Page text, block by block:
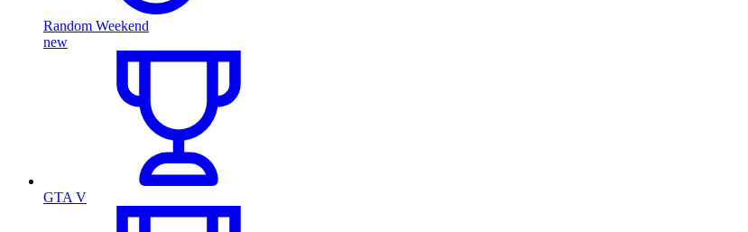
Random Weekend
new
GTA V